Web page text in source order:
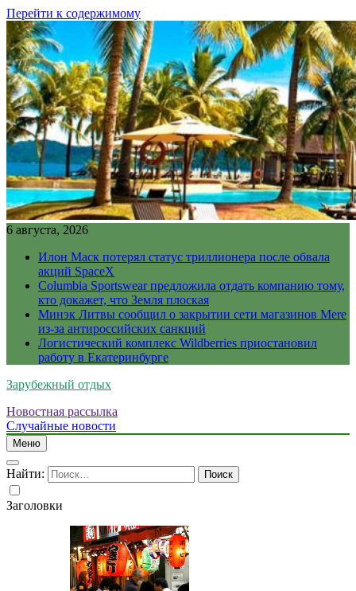
Перейти к содержимому
6 августа, 2026
Илон Маск потерял статус триллионера после обвала
акций SpaceX
Columbia Sportswear предложила отдать компанию тому,
кто докажет, что Земля плоская
Минэк Литвы сообщил о закрытии сети магазинов Mere
из-за антироссийских санкций
Логистический комплекс Wildberries приостановил
работу в Екатеринбурге
Зарубежный отдых
Новостная рассылка
Случайные новости
Меню
Найти:
Заголовки